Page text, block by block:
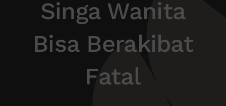
Kontak Kami
Singa Wanita
Bisa Berakibat
Fatal